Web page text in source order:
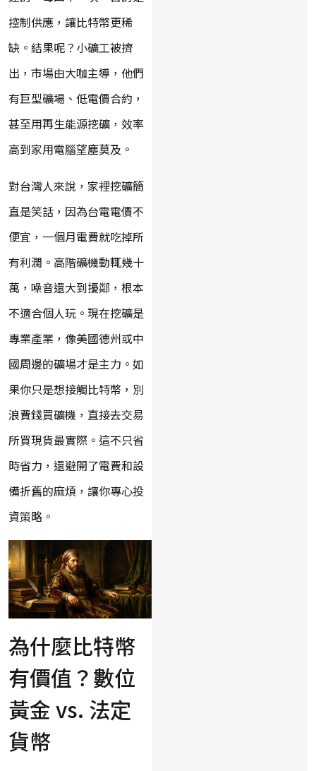
控制供應，讓比特幣更稀
缺。結果呢？小礦工被擠
出，市場由大咖主導，他們
有巨型礦場、低電價合約，
甚至用再生能源挖礦，效率
高到家用電腦望塵莫及。
對台灣人來說，家裡挖礦簡
直是笑話，因為台電電價不
便宜，一個月電費就吃掉所
有利潤。高階礦機動輒幾十
萬，噪音還大到擾鄰，根本
不適合個人玩。現在挖礦是
專業產業，像美國德州或中
國周邊的礦場才是主力。如
果你只是想接觸比特幣，別
浪費錢買礦機，直接去交易
所買現貨最實際。這不只省
時省力，還避開了電費和設
備折舊的麻煩，讓你專心投
資策略。
為什麼比特幣
有價值？數位
黃金 vs. 法定
貨幣